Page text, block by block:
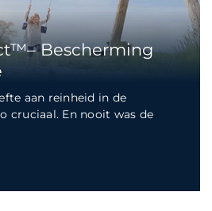
Bescherming
aan reinheid in de
cruciaal. En nooit was de